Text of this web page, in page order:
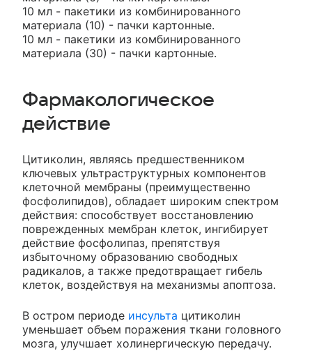
10 мл - пакетики из комбинированного
материала (10) - пачки картонные.
10 мл - пакетики из комбинированного
материала (30) - пачки картонные.
Фармакологическое
действие
Цитиколин, являясь предшественником
ключевых ультраструктурных компонентов
клеточной мембраны (преимущественно
фосфолипидов), обладает широким спектром
действия: способствует восстановлению
поврежденных мембран клеток, ингибирует
действие фосфолипаз, препятствуя
избыточному образованию свободных
радикалов, а также предотвращает гибель
клеток, воздействуя на механизмы апоптоза.
В остром периоде инсульта цитиколин
уменьшает объем поражения ткани головного
мозга, улучшает холинергическую передачу.